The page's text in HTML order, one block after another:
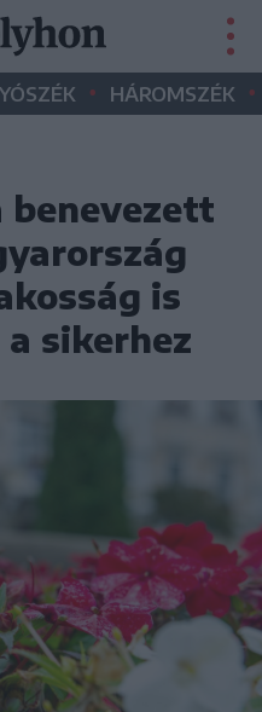
• HÁROMSZÉK •
benevezett
is
sikerhez